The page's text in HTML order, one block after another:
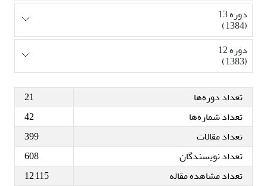
دوره 13
(1384)
دوره 12
(1383)
تعداد دوره‌ها
21
تعداد شماره‌ها
42
تعداد مقالات
399
تعداد نویسندگان
608
تعداد مشاهده مقاله
12,115